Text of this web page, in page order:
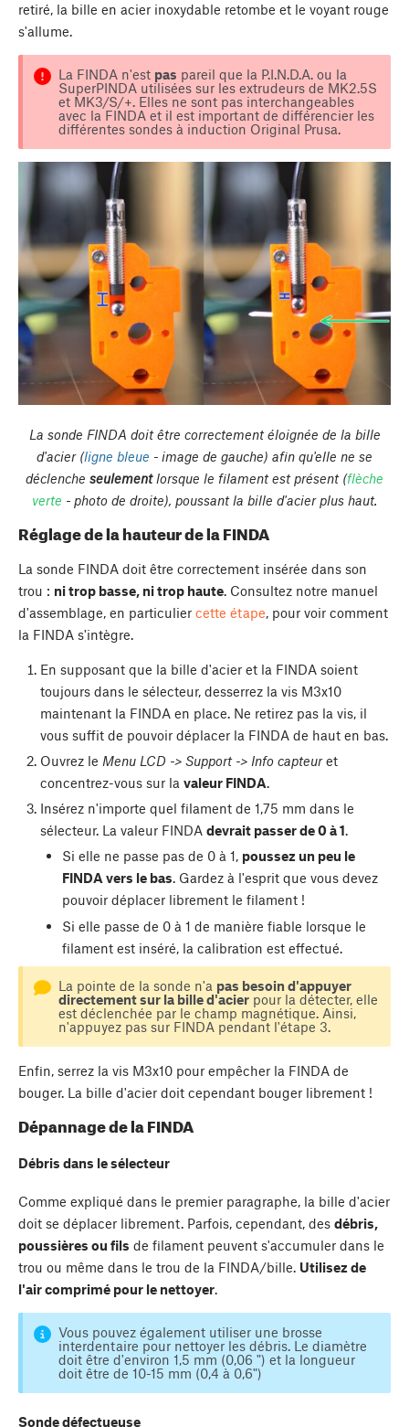
retiré, la bille en acier inoxydable retombe et le voyant rouge
s'allume.
La FINDA n'est pas pareil que la P.I.N.D.A. ou la
SuperPINDA utilisées sur les extrudeurs de MK2.5S
et MK3/S/+. Elles ne sont pas interchangeables
avec la FINDA et il est important de différencier les
différentes sondes à induction Original Prusa.
La sonde FINDA doit être correctement éloignée de la bille
d'acier (ligne bleue - image de gauche) afin qu'elle ne se
déclenche seulementlorsque le filament est présent (flèche
verte - photo de droite), poussant la bille d'acier plus haut.
Réglage de la hauteur de la FINDA
La sonde FINDA doit être correctement insérée dans son
trou : ni trop basse, ni trop haute. Consultez notre manuel
d'assemblage, en particulier cette étape, pour voir comment
la FINDA s'intègre.
En supposant que la bille d'acier et la FINDA soient
toujours dans le sélecteur, desserrez la vis M3x10
maintenant la FINDA en place. Ne retirez pas la vis, il
vous suffit de pouvoir déplacer la FINDA de haut en bas.
Ouvrez le Menu LCD -> Support -> Info capteuret
concentrez-vous sur la valeur FINDA.
Insérez n'importe quel filament de 1,75 mm dans le
sélecteur. La valeur FINDA devrait passer de 0 à 1.
Si elle ne passe pas de 0 à 1, poussez un peu le
FINDA vers le bas. Gardez à l'esprit que vous devez
pouvoir déplacer librement le filament !
Si elle passe de 0 à 1 de manière fiable lorsque le
filament est inséré, la calibration est effectué.
La pointe de la sonde n'a pas besoin d'appuyer
directement sur la bille d'acierpour la détecter, elle
est déclenchée par le champ magnétique. Ainsi,
n'appuyez pas sur FINDA pendant l'étape 3.
Enfin, serrez la vis M3x10 pour empêcher la FINDA de
bouger. La bille d'acier doit cependant bouger librement !
Dépannage de la FINDA
Débris dans le sélecteur
Comme expliqué dans le premier paragraphe, la bille d'acier
doit se déplacer librement. Parfois, cependant, des débris,
poussières ou fils de filament peuvent s'accumuler dans le
trou ou même dans le trou de la FINDA/bille. Utilisez de
l'air comprimé pour le nettoyer.
Vous pouvez également utiliser une brosse
interdentaire pour nettoyer les débris. Le diamètre
doit être d'environ 1,5 mm (0,06 ") et la longueur
doit être de 10-15 mm (0,4 à 0,6")
Sonde défectueuse